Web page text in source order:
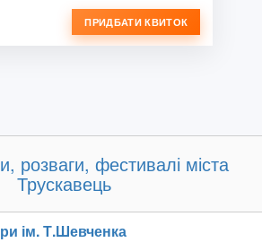
ПРИДБАТИ КВИТОК
розваги, фестивалі міста
Трускавець
ім. Т.Шевченка